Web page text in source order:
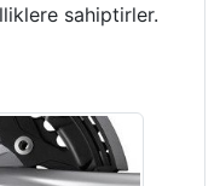
sahiptirler.